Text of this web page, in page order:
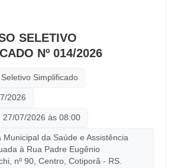
SELETIVO
Nº 014/2026
Simplificado
2026
27/07/2026 às 08:00
Municipal da Saúde e Assistência
à Rua Padre Eugênio
nº 90, Centro, Cotiporã - RS.